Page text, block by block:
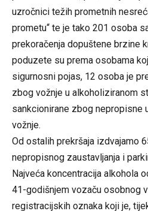
uzročnici težih prometnih
prometu“ te je tako 201 osoba
prekoračenja dopuštene brzine
poduzete su prema osobama
sigurnosni pojas, 12 osoba je
zbog vožnje u alkoholiziranom
sankcionirane zbog nepropisne
vožnje.
Od ostalih prekršaja izdvajamo
nepropisnog zaustavljanja i
Najveća koncentracija alkohola
41-godišnjem vozaču osobnog
registracijskih oznaka koji je,